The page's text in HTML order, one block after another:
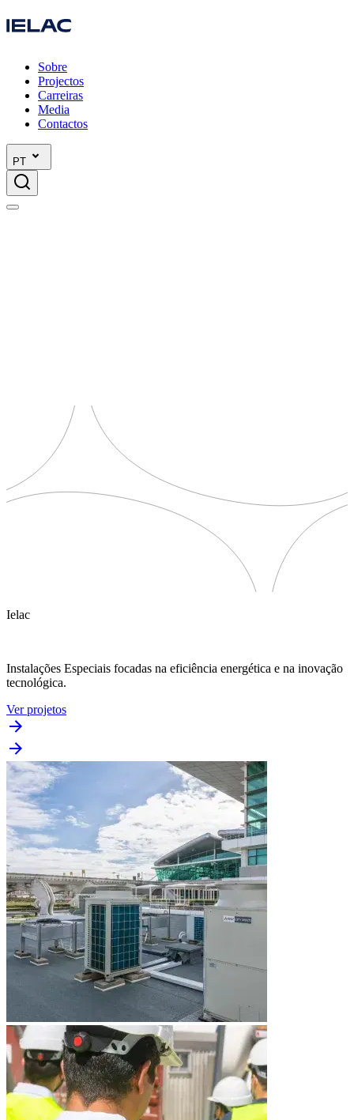
Sobre
Projectos
Carreiras
Media
Contactos
PT
Ielac
Instalações Especiais focadas na eficiência energética e na inovação
tecnológica.
Ver projetos